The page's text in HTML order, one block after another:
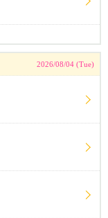
2026/08/04 (Tue)